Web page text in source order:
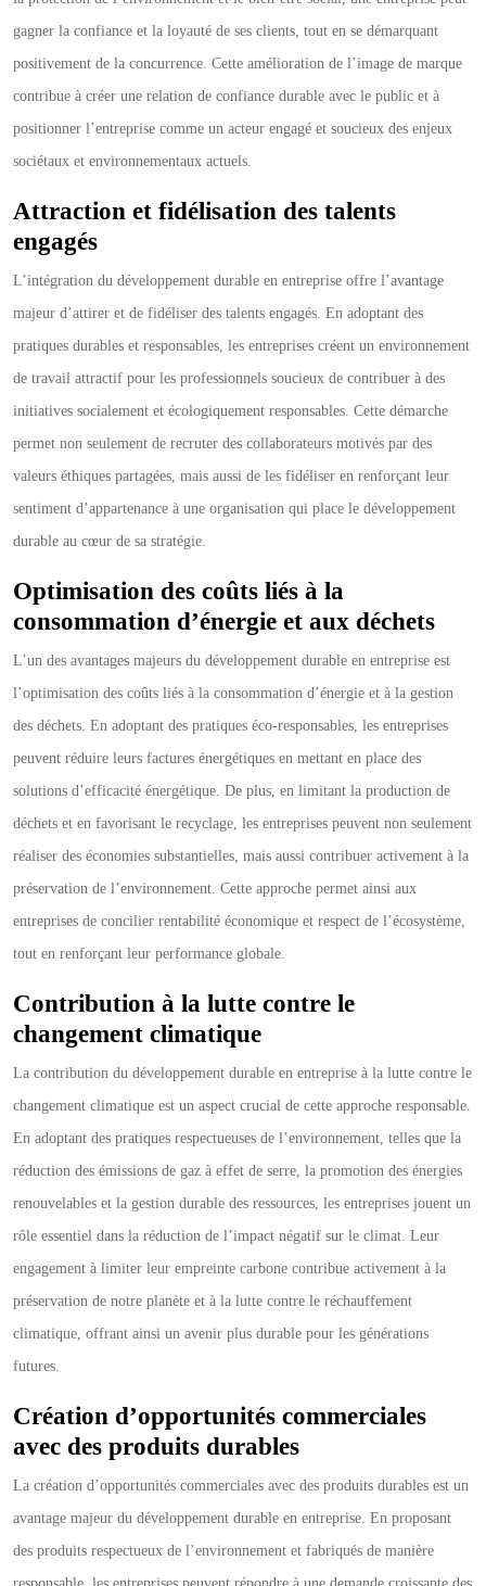
gagner la confiance et la loyauté de ses clients, tout en se démarquant
positivement de la concurrence. Cette amélioration de l’image de marque
contribue à créer une relation de confiance durable avec le public et à
positionner l’entreprise comme un acteur engagé et soucieux des enjeux
sociétaux et environnementaux actuels.
Attraction et fidélisation des talents
engagés
L’intégration du développement durable en entreprise offre l’avantage
majeur d’attirer et de fidéliser des talents engagés. En adoptant des
pratiques durables et responsables, les entreprises créent un environnement
de travail attractif pour les professionnels soucieux de contribuer à des
initiatives socialement et écologiquement responsables. Cette démarche
permet non seulement de recruter des collaborateurs motivés par des
valeurs éthiques partagées, mais aussi de les fidéliser en renforçant leur
sentiment d’appartenance à une organisation qui place le développement
durable au cœur de sa stratégie.
Optimisation des coûts liés à la
consommation d’énergie et aux déchets
L’un des avantages majeurs du développement durable en entreprise est
l’optimisation des coûts liés à la consommation d’énergie et à la gestion
des déchets. En adoptant des pratiques éco-responsables, les entreprises
peuvent réduire leurs factures énergétiques en mettant en place des
solutions d’efficacité énergétique. De plus, en limitant la production de
déchets et en favorisant le recyclage, les entreprises peuvent non seulement
réaliser des économies substantielles, mais aussi contribuer activement à la
préservation de l’environnement. Cette approche permet ainsi aux
entreprises de concilier rentabilité économique et respect de l’écosystème,
tout en renforçant leur performance globale.
Contribution à la lutte contre le
changement climatique
La contribution du développement durable en entreprise à la lutte contre le
changement climatique est un aspect crucial de cette approche responsable.
En adoptant des pratiques respectueuses de l’environnement, telles que la
réduction des émissions de gaz à effet de serre, la promotion des énergies
renouvelables et la gestion durable des ressources, les entreprises jouent un
rôle essentiel dans la réduction de l’impact négatif sur le climat. Leur
engagement à limiter leur empreinte carbone contribue activement à la
préservation de notre planète et à la lutte contre le réchauffement
climatique, offrant ainsi un avenir plus durable pour les générations
futures.
Création d’opportunités commerciales
avec des produits durables
La création d’opportunités commerciales avec des produits durables est un
avantage majeur du développement durable en entreprise. En proposant
des produits respectueux de l’environnement et fabriqués de manière